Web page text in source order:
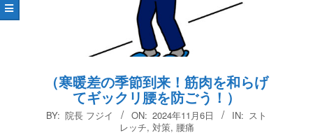
（寒暖差の季節到来！筋肉を和らげ
てギックリ腰を防ごう！）
2024-
BY: 院長 フジイ ON: 2024年11月6日 IN: スト
レッチ, 対策, 腰痛